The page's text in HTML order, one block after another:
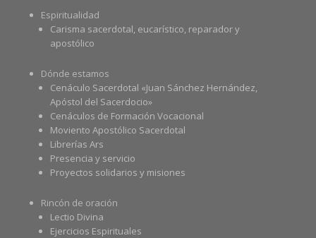
Espiritualidad
Carisma sacerdotal, eucarístico, reparador y
apostólico
Dónde estamos
Cenáculo Sacerdotal «Juan Sánchez Hernández,
Apóstol del Sacerdocio»
Cenáculos de Formación Vocacional
Moviento Apostólico Sacerdotal
Librerías Ars
Presencia y servicio
Proyectos solidarios y misiones
Rincón de oración
Lectio Divina
Ejercicios Espirituales